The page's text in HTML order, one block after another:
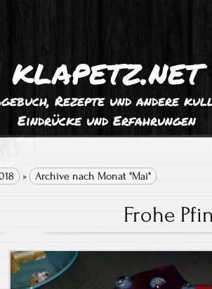
klapetz.net
Rezepte und andere
Eindrücke und Erfahrungen
» Archive nach Monat "Mai"
Frohe